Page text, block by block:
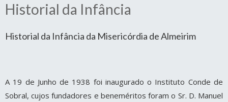
Historial da Infância
Historial da Infância da Misericórdia de Almeirim
A 19 de Junho de 1938 foi inaugurado o Instituto Conde de
Sobral, cujos fundadores e beneméritos foram o Sr. D. Manuel